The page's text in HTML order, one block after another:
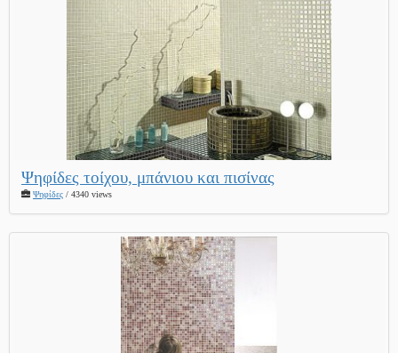
Ψηφίδες τοίχου, μπάνιου και πισίνας
Ψηφίδες / 4340 views